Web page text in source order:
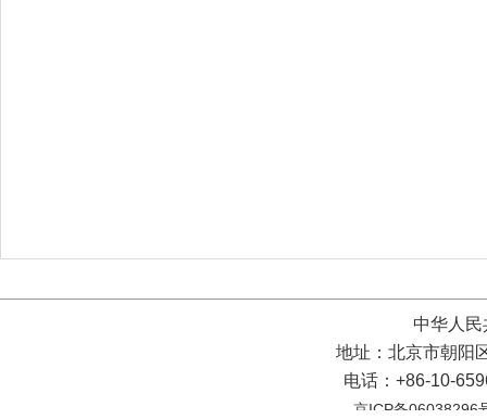
中华人
地址：北京市朝阳
电话：+86-10-
京ICP备06038296